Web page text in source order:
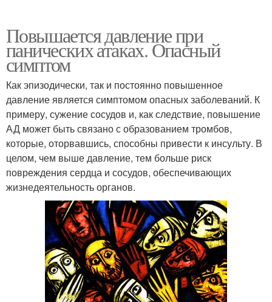
Повышается давление при
панических атаках. Опасный
симптом
Как эпизодически, так и постоянно повышенное
давление является симптомом опасных заболеваний. К
примеру, сужение сосудов и, как следствие, повышение
АД может быть связано с образованием тромбов,
которые, оторвавшись, способны привести к инсульту. В
целом, чем выше давление, тем больше риск
повреждения сердца и сосудов, обеспечивающих
жизнедеятельность органов.